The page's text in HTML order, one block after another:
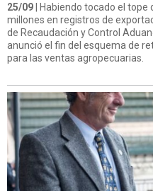
25/09 | Habiendo tocado el tope
millones en registros de
de Recaudación y Control
anunció el fin del esquema de
para las ventas agropecuarias.